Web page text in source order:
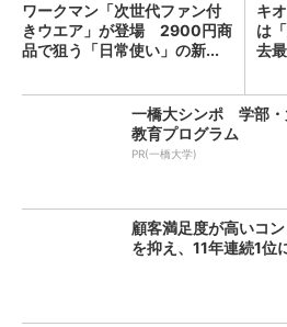
ワークマン「次世代ファン付
きウエア」が登場 2900円商
品で狙う「日常使い」の新...
キ
は
去
一橋大シンポ 学部・
教育プログラム
PR(一橋大学)
顧客満足度が高いコ
を抑え、11年連続1位